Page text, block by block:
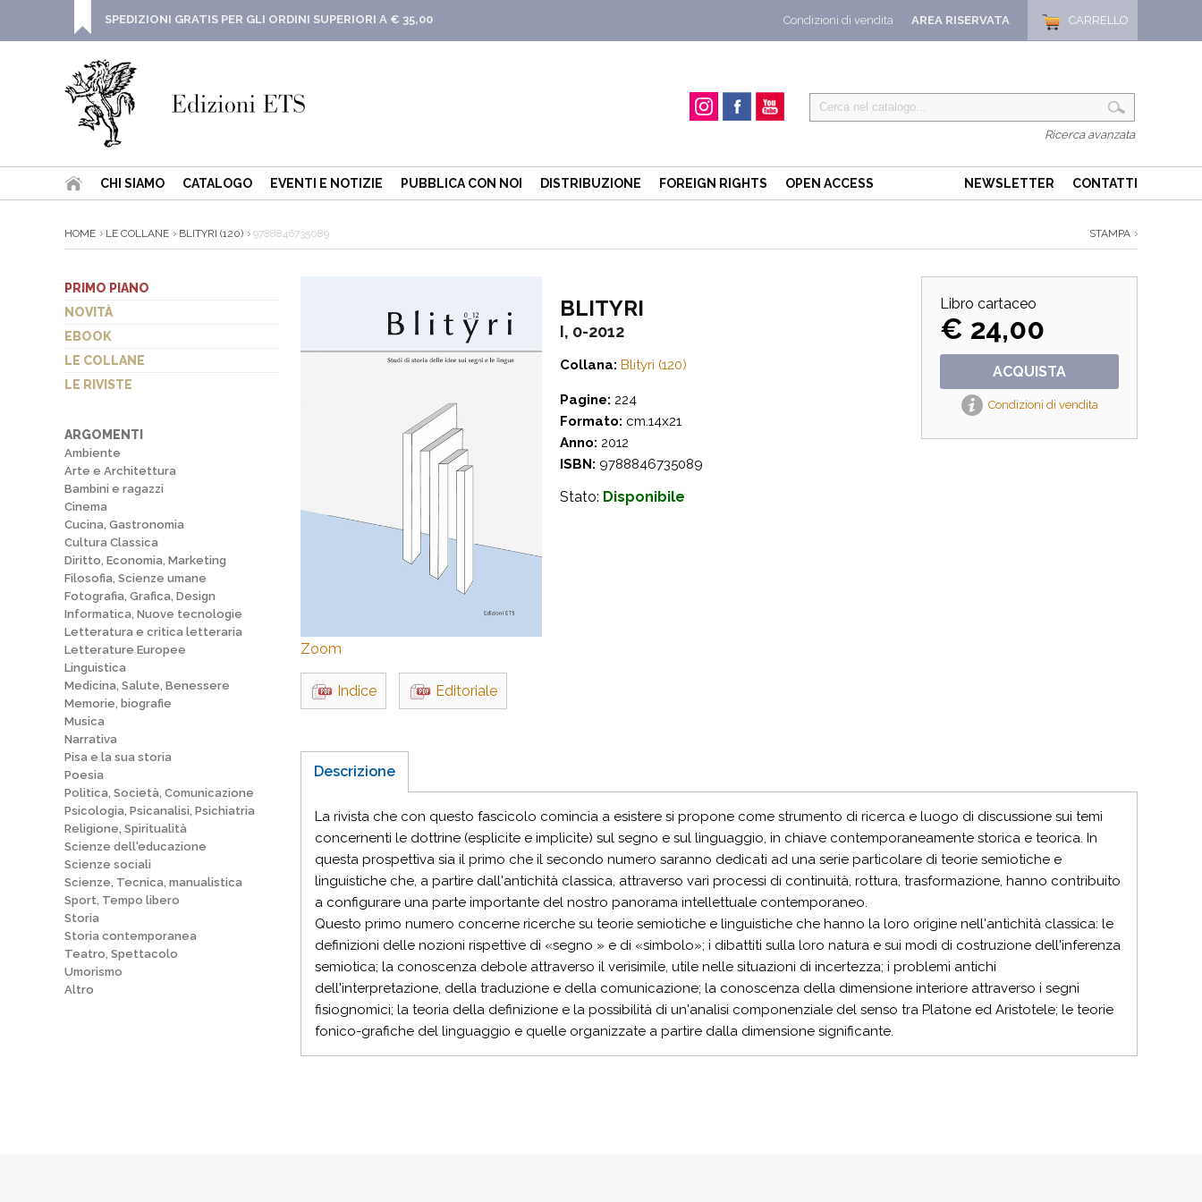
CARRELLO
AREA RISERVATA
Condizioni di vendita
SPEDIZIONI GRATIS PER GLI ORDINI SUPERIORI A € 35,00
Ricerca avanzata
CHI SIAMO CATALOGO EVENTI E NOTIZIE PUBBLICA CON NOI DISTRIBUZIONE FOREIGN RIGHTS OPEN ACCESS NEWSLETTER CONTATTI
HOME LE COLLANE BLITYRI (120) 9788846735089 STAMPA
PRIMO PIANO
NOVITÀ
EBOOK
LE COLLANE
LE RIVISTE
ARGOMENTI
Ambiente
Arte e Architettura
Bambini e ragazzi
Cinema
Cucina, Gastronomia
Cultura Classica
Diritto, Economia, Marketing
Filosofia, Scienze umane
Fotografia, Grafica, Design
Informatica, Nuove tecnologie
Letteratura e critica letteraria
Letterature Europee
Linguistica
Medicina, Salute, Benessere
Memorie, biografie
Musica
Narrativa
Pisa e la sua storia
Poesia
Politica, Società, Comunicazione
Psicologia, Psicanalisi, Psichiatria
Religione, Spiritualità
Scienze dell'educazione
Scienze sociali
Scienze, Tecnica, manualistica
Sport, Tempo libero
Storia
Storia contemporanea
Teatro, Spettacolo
Umorismo
Altro
Libro cartaceo
€ 24,00
ACQUISTA
Condizioni di vendita
Zoom
BLITYRI
I, 0-2012
Collana: Blityri (120)
Pagine: 224
Formato: cm.14x21
Anno: 2012
ISBN: 9788846735089
Stato: Disponibile
Indice Editoriale
Descrizione
La rivista che con questo fascicolo comincia a esistere si propone come strumento di ricerca e luogo di discussione sui temi
concernenti le dottrine (esplicite e implicite) sul segno e sul linguaggio, in chiave contemporaneamente storica e teorica. In
questa prospettiva sia il primo che il secondo numero saranno dedicati ad una serie particolare di teorie semiotiche e
linguistiche che, a partire dall'antichità classica, attraverso vari processi di continuità, rottura, trasformazione, hanno contribuito
a configurare una parte importante del nostro panorama intellettuale contemporaneo.
Questo primo numero concerne ricerche su teorie semiotiche e linguistiche che hanno la loro origine nell'antichità classica: le
definizioni delle nozioni rispettive di «segno » e di «simbolo»; i dibattiti sulla loro natura e sui modi di costruzione dell'inferenza
semiotica; la conoscenza debole attraverso il verisimile, utile nelle situazioni di incertezza; i problemi antichi
dell'interpretazione, della traduzione e della comunicazione; la conoscenza della dimensione interiore attraverso i segni
fisiognomici; la teoria della definizione e la possibilità di un'analisi componenziale del senso tra Platone ed Aristotele; le teorie
fonico-grafiche del linguaggio e quelle organizzate a partire dalla dimensione significante.